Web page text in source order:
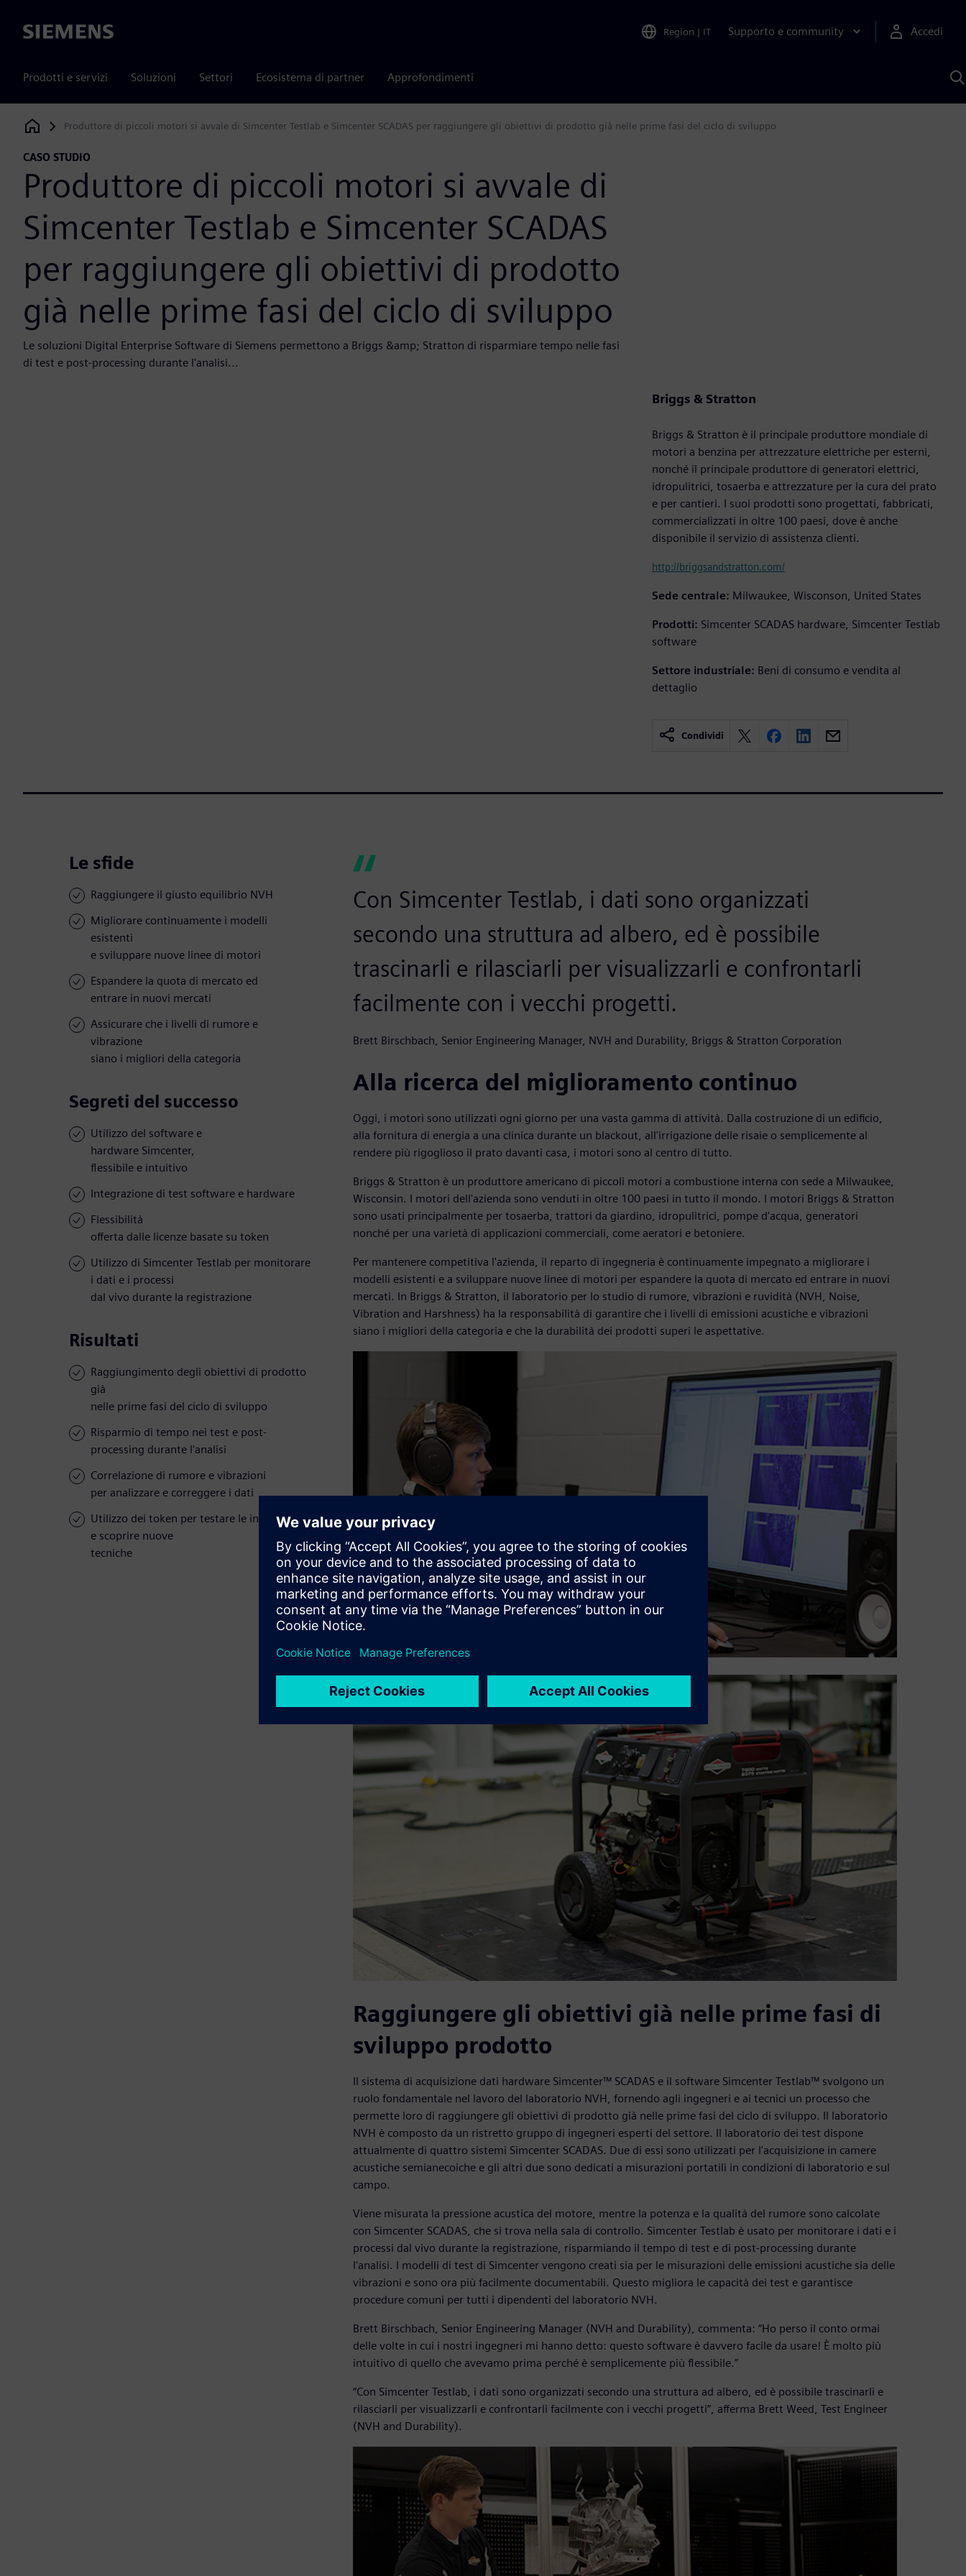
Siemens Region | IT Supporto e community Accedi
Prodotti e servizi Soluzioni Settori Ecosistema di partner Approfondimenti
Siemens Digital Industries Software
Produttore di piccoli motori si avvale di Simcenter Testlab e Simcenter SCADAS per raggiungere gli obiettivi di prodotto già nelle prime fasi del ciclo di sviluppo
CASO STUDIO
Produttore di piccoli motori si avvale di
Simcenter Testlab e Simcenter SCADAS
per raggiungere gli obiettivi di prodotto
già nelle prime fasi del ciclo di sviluppo
Le soluzioni Digital Enterprise Software di Siemens permettono a Briggs &amp; Stratton di risparmiare tempo nelle fasi
di test e post-processing durante l'analisi...
Briggs & Stratton
Briggs & Stratton è il principale produttore mondiale di
motori a benzina per attrezzature elettriche per esterni,
nonché il principale produttore di generatori elettrici,
idropulitrici, tosaerba e attrezzature per la cura del prato
e per cantieri. I suoi prodotti sono progettati, fabbricati,
commercializzati in oltre 100 paesi, dove è anche
disponibile il servizio di assistenza clienti.
http://briggsandstratton.com/
Sede centrale: Milwaukee, Wisconson, United States
Prodotti: Simcenter SCADAS hardware, Simcenter Testlab
software
Settore industriale: Beni di consumo e vendita al
dettaglio
Condividi
Le sfide
Raggiungere il giusto equilibrio NVH
Migliorare continuamente i modelli
esistenti
e sviluppare nuove linee di motori
Espandere la quota di mercato ed
entrare in nuovi mercati
Assicurare che i livelli di rumore e
vibrazione
siano i migliori della categoria
Segreti del successo
Utilizzo del software e
hardware Simcenter,
flessibile e intuitivo
Integrazione di test software e hardware
Flessibilità
offerta dalle licenze basate su token
Utilizzo di Simcenter Testlab per monitorare
i dati e i processi
dal vivo durante la registrazione
Risultati
Raggiungimento degli obiettivi di prodotto
già
nelle prime fasi del ciclo di sviluppo
Risparmio di tempo nei test e post-
processing durante l'analisi
Correlazione di rumore e vibrazioni
per analizzare e correggere i dati
Utilizzo dei token per testare le innovazioni
e scoprire nuove
tecniche
Con Simcenter Testlab, i dati sono organizzati
secondo una struttura ad albero, ed è possibile
trascinarli e rilasciarli per visualizzarli e confrontarli
facilmente con i vecchi progetti.
Brett Birschbach, Senior Engineering Manager, NVH and Durability, Briggs & Stratton Corporation
Alla ricerca del miglioramento continuo
Oggi, i motori sono utilizzati ogni giorno per una vasta gamma di attività. Dalla costruzione di un edificio,
alla fornitura di energia a una clinica durante un blackout, all'irrigazione delle risaie o semplicemente al
rendere più rigoglioso il prato davanti casa, i motori sono al centro di tutto.
Briggs & Stratton è un produttore americano di piccoli motori a combustione interna con sede a Milwaukee,
Wisconsin. I motori dell'azienda sono venduti in oltre 100 paesi in tutto il mondo. I motori Briggs & Stratton
sono usati principalmente per tosaerba, trattori da giardino, idropulitrici, pompe d'acqua, generatori
nonché per una varietà di applicazioni commerciali, come aeratori e betoniere.
Per mantenere competitiva l'azienda, il reparto di ingegneria è continuamente impegnato a migliorare i
modelli esistenti e a sviluppare nuove linee di motori per espandere la quota di mercato ed entrare in nuovi
mercati. In Briggs & Stratton, il laboratorio per lo studio di rumore, vibrazioni e ruvidità (NVH, Noise,
Vibration and Harshness) ha la responsabilità di garantire che i livelli di emissioni acustiche e vibrazioni
siano i migliori della categoria e che la durabilità dei prodotti superi le aspettative.
Raggiungere gli obiettivi già nelle prime fasi di
sviluppo prodotto
Il sistema di acquisizione dati hardware Simcenter™ SCADAS e il software Simcenter Testlab™ svolgono un
ruolo fondamentale nel lavoro del laboratorio NVH, fornendo agli ingegneri e ai tecnici un processo che
permette loro di raggiungere gli obiettivi di prodotto già nelle prime fasi del ciclo di sviluppo. Il laboratorio
NVH è composto da un ristretto gruppo di ingegneri esperti del settore. Il laboratorio dei test dispone
attualmente di quattro sistemi Simcenter SCADAS. Due di essi sono utilizzati per l'acquisizione in camere
acustiche semianecoiche e gli altri due sono dedicati a misurazioni portatili in condizioni di laboratorio e sul
campo.
Viene misurata la pressione acustica del motore, mentre la potenza e la qualità del rumore sono calcolate
con Simcenter SCADAS, che si trova nella sala di controllo. Simcenter Testlab è usato per monitorare i dati e i
processi dal vivo durante la registrazione, risparmiando il tempo di test e di post-processing durante
l'analisi. I modelli di test di Simcenter vengono creati sia per le misurazioni delle emissioni acustiche sia delle
vibrazioni e sono ora più facilmente documentabili. Questo migliora le capacità dei test e garantisce
procedure comuni per tutti i dipendenti del laboratorio NVH.
Brett Birschbach, Senior Engineering Manager (NVH and Durability), commenta: “Ho perso il conto ormai
delle volte in cui i nostri ingegneri mi hanno detto: questo software è davvero facile da usare! È molto più
intuitivo di quello che avevamo prima perché è semplicemente più flessibile.”
“Con Simcenter Testlab, i dati sono organizzati secondo una struttura ad albero, ed è possibile trascinarli e
rilasciarli per visualizzarli e confrontarli facilmente con i vecchi progetti”, afferma Brett Weed, Test Engineer
(NVH and Durability).